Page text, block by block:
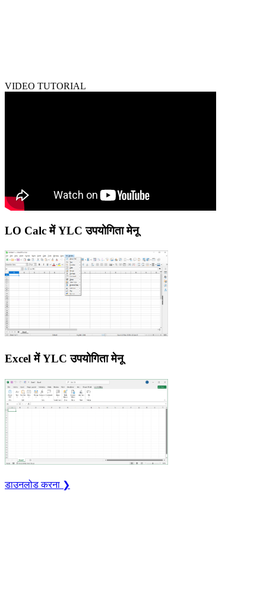
VIDEO TUTORIAL
LO Calc में YLC उपयोगिता मेनू
Excel में YLC उपयोगिता मेनू
डाउनलोड करना ❯